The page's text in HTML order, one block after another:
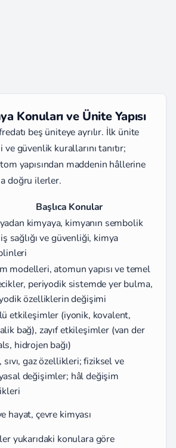
Konuları ve Ünite Yapısı
beş üniteye ayrılır. İlk ünite
güvenlik kurallarını tanıtır;
yapısından maddenin hâllerine
doğru ilerler.
Başlıca Konular
kimyaya, kimyanın sembolik
sağlığı ve güvenliği, kimya
modelleri, atomun yapısı ve temel
periyodik sistemde yer bulma,
özelliklerin değişimi
etkileşimler (iyonik, kovalent,
bağ), zayıf etkileşimler (van der
hidrojen bağı)
sıvı, gaz özellikleri; fiziksel ve
değişimler; hâl değişim
hayat, çevre kimyası
yukarıdaki konulara göre